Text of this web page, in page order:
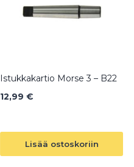
Istukkakartio Morse 3 – B22
12,99 €
Lisää ostoskoriin